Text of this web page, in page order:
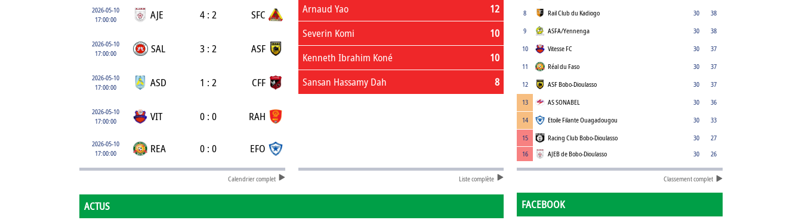
2026-05-10
17:00:00
AJE 4 : 2 SFC
2026-05-10
17:00:00
SAL 3 : 2 ASF
2026-05-10
17:00:00
ASD 1 : 2 CFF
2026-05-10
17:00:00
VIT 0 : 0 RAH
2026-05-10
17:00:00
REA 0 : 0 EFO
Calendrier complet
12
Arnaud Yao
10
Severin Komi
10
Kenneth Ibrahim Koné
8
Sansan Hassamy Dah
Liste complète
8
Rail Club du Kadiogo 30
38
9
ASFA/Yennenga 30
38
10
Vitesse FC 30
37
11
Réal du Faso 30
37
12
ASF Bobo-Dioulasso 30
37
13
AS SONABEL 30
36
14
Etoile Filante Ouagadougou 30
33
15
Racing Club Bobo-Dioulasso 30
27
16
AJEB de Bobo-Dioulasso 30 26
Classement complet
ACTUS FACEBOOK